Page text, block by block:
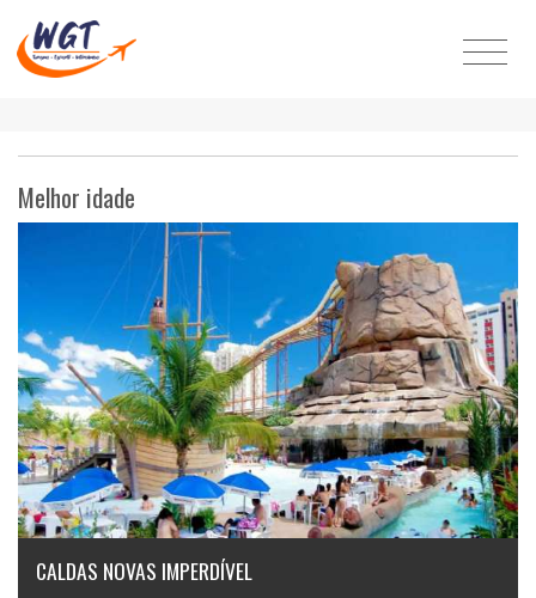
Melhor idade
CALDAS NOVAS IMPERDÍVEL